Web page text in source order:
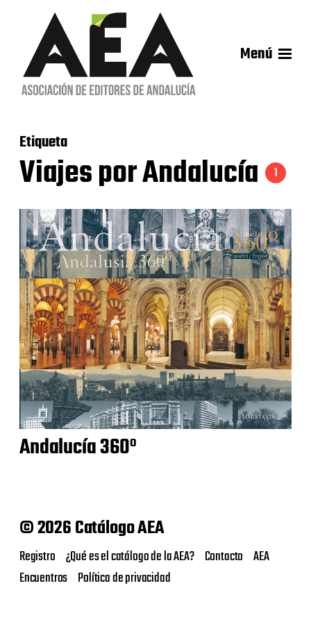
Menú
Etiqueta
Viajes por Andalucía 1
Andalucía 360º
© 2026 Catálogo AEA
Registro ¿Qué es el catálogo de la AEA? Contacto AEA
Encuentros Política de privacidad